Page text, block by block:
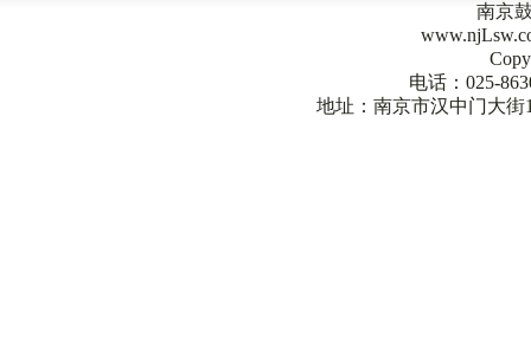
南京
电话：025-
地址：南京市汉中门大